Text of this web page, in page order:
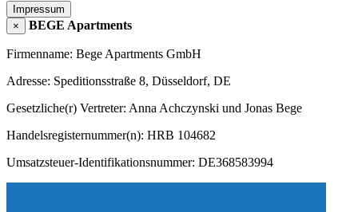
Impressum
×
BEGE Apartments
Firmenname: Bege Apartments GmbH
Adresse: Speditionsstraße 8, Düsseldorf, DE
Gesetzliche(r) Vertreter: Anna Achczynski und Jonas Bege
Handelsregisternummer(n): HRB 104682
Umsatzsteuer-Identifikationsnummer: DE368583994